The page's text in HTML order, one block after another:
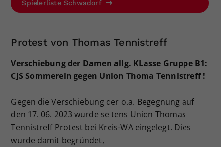
Spielerliste Schwadorf
Protest von Thomas Tennistreff
Verschiebung der Damen allg. KLasse Gruppe B1:
CJS Sommerein gegen Union Thoma Tennistreff !
Gegen die Verschiebung der o.a. Begegnung auf
den 17. 06. 2023 wurde seitens Union Thomas
Tennistreff Protest bei Kreis-WA eingelegt. Dies
wurde damit begründet,
Zweck
Dieser Wert speichert Ihre Consent-
historische Speicherung Ihrer
Webseiten-Betreiber dies eingestellt
hat.